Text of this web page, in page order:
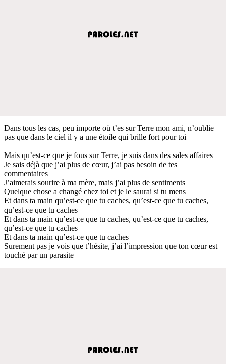
Dans tous les cas, peu importe où t’es sur Terre mon ami, n’oublie
pas que dans le ciel il y a une étoile qui brille fort pour toi
Mais qu’est-ce que je fous sur Terre, je suis dans des sales affaires
Je sais déjà que j’ai plus de cœur, j’ai pas besoin de tes
commentaires
J’aimerais sourire à ma mère, mais j’ai plus de sentiments
Quelque chose a changé chez toi et je le saurai si tu mens
Et dans ta main qu’est-ce que tu caches, qu’est-ce que tu caches,
qu’est-ce que tu caches
Et dans ta main qu’est-ce que tu caches, qu’est-ce que tu caches,
qu’est-ce que tu caches
Et dans ta main qu’est-ce que tu caches
Surement pas je vois que t’hésite, j’ai l’impression que ton cœur est
touché par un parasite